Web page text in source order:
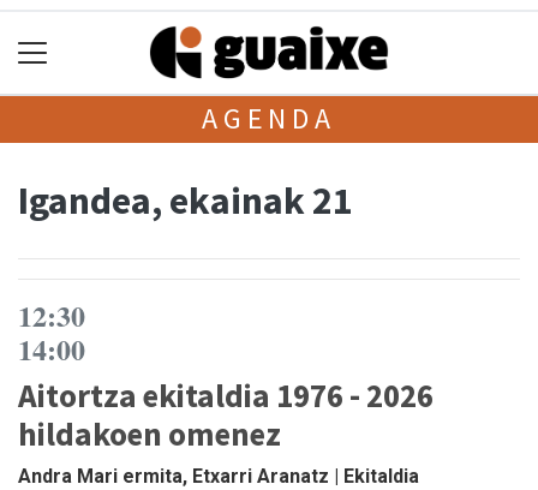
AGENDA
Igandea, ekainak 21
12:30
14:00
Aitortza ekitaldia 1976 - 2026
hildakoen omenez
Andra Mari ermita, Etxarri Aranatz | Ekitaldia